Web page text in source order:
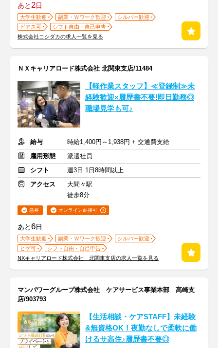
あと2日
大学生歓迎 副業・Ｗワーク歓迎
シルバー歓迎
ピアス可
シフト自由・自己申告
株式会社コシダカの求人一覧を見る
ＮＸキャリアロード株式会社 北関東支店/11484
【軽作業スタッフ】≪登録制≫未
経験歓迎×履歴書不要!即日勤務◎
職場見学も可♪
給与
時給1,400円～1,938円 + 交通費支給
雇用形態
派遣社員
シフト
週3日 1日8時間以上
アクセス
大間々駅
徒歩8分
急募 オンライン面接可
あと6日
大学生歓迎 副業・Ｗワーク歓迎
シルバー歓迎
ヒゲ可
シフト自由・自己申告
NXキャリアロード株式会社 北関東支店の求人一覧を見る
マンパワーグループ株式会社 ケアサービス事業本部 高崎支
店/903793
【生活相談・ケアSTAFF】未経験
&無資格OK！夜勤なしで柔軟に働
けるサ高住♪履歴書不要◎